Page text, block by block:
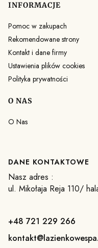
INFORMACJE
Pomoc w zakupach
Rekomendowane strony
Kontakt i dane firmy
Ustawienia plików cookies
Polityka prywatności
O NAS
O Nas
DANE KONTAKTOWE
Nasz adres :
ul. Mikołaja Reja 110/
+48 721 229 266